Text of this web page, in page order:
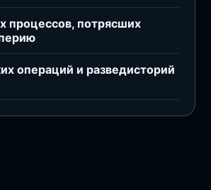
процессов, потрясших
операций и разведисторий